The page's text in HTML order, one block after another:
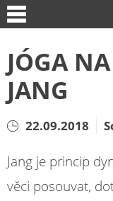
JÓGA
JANG
22.09.2018
Jang je princip
věci posouvat,